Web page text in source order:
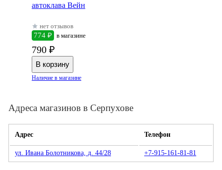
автоклава Вейн
нет отзывов
774 ₽ в магазине
790 ₽
Наличие в магазине
Адреса магазинов в Серпухове
Адрес Телефон
ул. Ивана Болотникова, д. 44/28 +7-915-161-81-81